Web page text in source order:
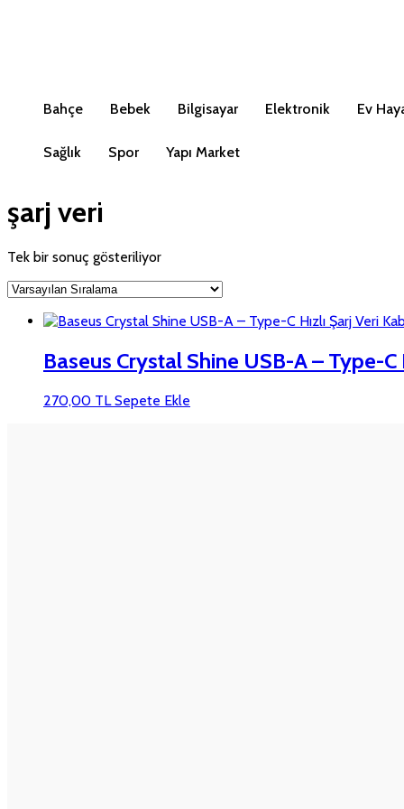
Bahçe Bebek Bilgisayar Elektronik Ev
Sağlık Spor Yapı Market
şarj veri
Tek bir sonuç gösteriliyor
Baseus Crystal Shine USB-A – Type-
270,00 TL Sepete Ekle